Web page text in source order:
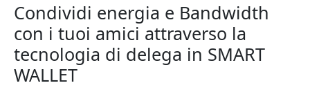
Condividi energia e Bandwidth
con i tuoi amici attraverso la
tecnologia di delega in SMART
WALLET